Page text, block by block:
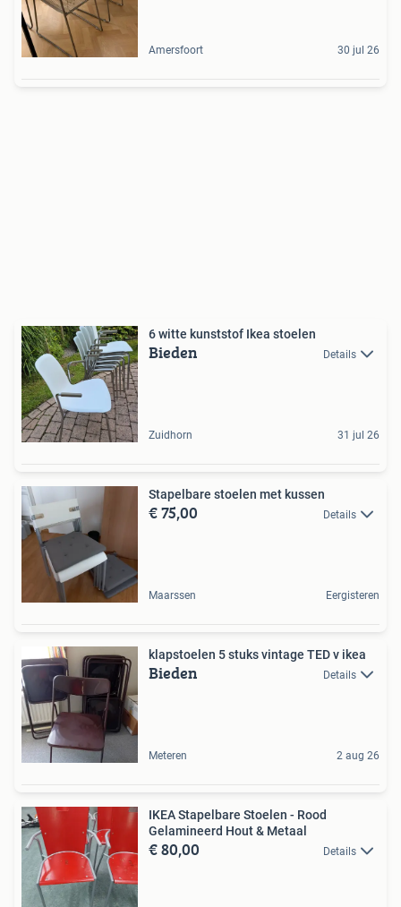
Amersfoort 30 jul 26
6 witte kunststof Ikea stoelen
Bieden Details
Zuidhorn 31 jul 26
Stapelbare stoelen met kussen
€ 75,00 Details
Maarssen Eergisteren
klapstoelen 5 stuks vintage TED v ikea
Bieden Details
Meteren 2 aug 26
IKEA Stapelbare Stoelen - Rood
Gelamineerd Hout & Metaal
€ 80,00 Details